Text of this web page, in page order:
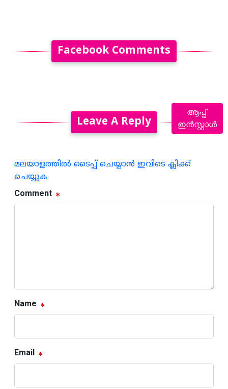
Facebook Comments
Leave A Reply
മലയാളത്തില്‍ ടൈപ്പ് ചെയ്യാന്‍ ഇവിടെ ക്ലിക്ക്
ചെയ്യുക
Comment
Name
Email
ആപ്പ്
ഇൻസ്റ്റാൾ